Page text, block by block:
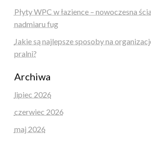
Płyty WPC w łazience – nowoczesna
nadmiaru fug
Jakie są najlepsze sposoby na
pralni?
Archiwa
lipiec 2026
czerwiec 2026
maj 2026